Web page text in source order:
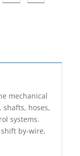
mechanical
shafts, hoses,
systems.
by-wire,